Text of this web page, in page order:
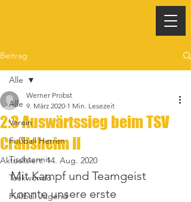
Beitrag
Alle
Verein
Fußball Herren
Tischtennis
Taekwondo
Fußball Jugend
Alle
2:3 Auswärtssieg beim TSV
Crailsheim II
Werner Probst
9. März 2020 1 Min. Lesezeit
Aktualisiert:14. Aug. 2020
Mit Kampf und Teamgeist
konnte unsere erste